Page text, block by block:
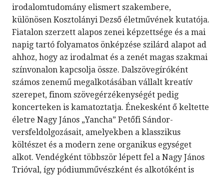
irodalomtudomány elismert szakembere,
különösen Kosztolányi Dezső életművének kutatója.
Fiatalon szerzett alapos zenei képzettsége és a mai
napig tartó folyamatos önképzése szilárd alapot ad
ahhoz, hogy az irodalmat és a zenét magas szakmai
színvonalon kapcsolja össze. Dalszövegíróként
számos zenemű megalkotásában vállalt kreatív
szerepet, finom szövegérzékenységét pedig
koncerteken is kamatoztatja. Énekesként ő keltette
életre Nagy János „Yancha” Petőfi Sándor-
versfeldolgozásait, amelyekben a klasszikus
költészet és a modern zene organikus egységet
alkot. Vendégként többször lépett fel a Nagy János
Trióval, így pódiumművészként és alkotóként is